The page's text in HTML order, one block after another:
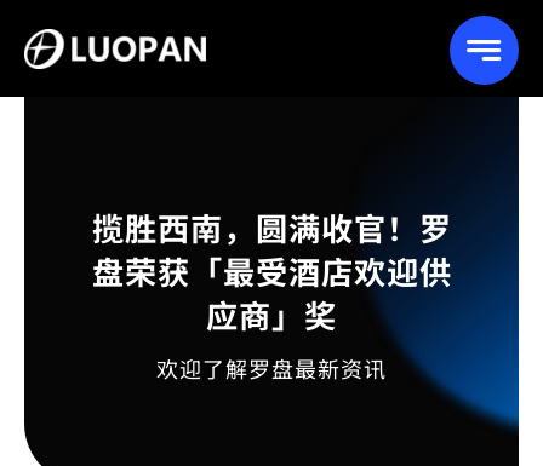
content
揽胜西南，圆满收官！罗
盘荣获「最受酒店欢迎供
应商」奖
欢迎了解罗盘最新资讯